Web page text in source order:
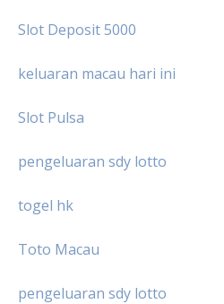
Slot Deposit 5000
keluaran macau hari ini
Slot Pulsa
pengeluaran sdy lotto
togel hk
Toto Macau
pengeluaran sdy lotto